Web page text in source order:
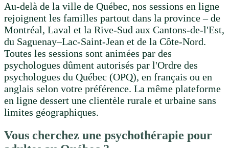
Au-delà de la ville de Québec, nos sessions en ligne
rejoignent les familles partout dans la province – de
Montréal, Laval et la Rive-Sud aux Cantons-de-l'Est,
du Saguenay–Lac-Saint-Jean et de la Côte-Nord.
Toutes les sessions sont animées par des
psychologues dûment autorisés par l'Ordre des
psychologues du Québec (OPQ), en français ou en
anglais selon votre préférence. La même plateforme
en ligne dessert une clientèle rurale et urbaine sans
limites géographiques.
Vous cherchez une psychothérapie pour